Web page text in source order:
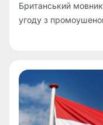
Британський
угоду з